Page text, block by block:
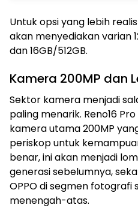
Untuk opsi yang lebih
akan menyediakan varian
dan 16GB/512GB.
Kamera 200MP dan
Sektor kamera menjadi
paling menarik. Reno16
kamera utama 200MP
periskop untuk
benar, ini akan menjadi
generasi sebelumnya,
OPPO di segmen
menengah-atas.